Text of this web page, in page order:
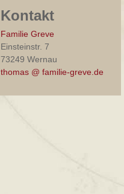
Kontakt
Familie Greve
Einsteinstr. 7
73249 Wernau
thomas @ familie-greve.de